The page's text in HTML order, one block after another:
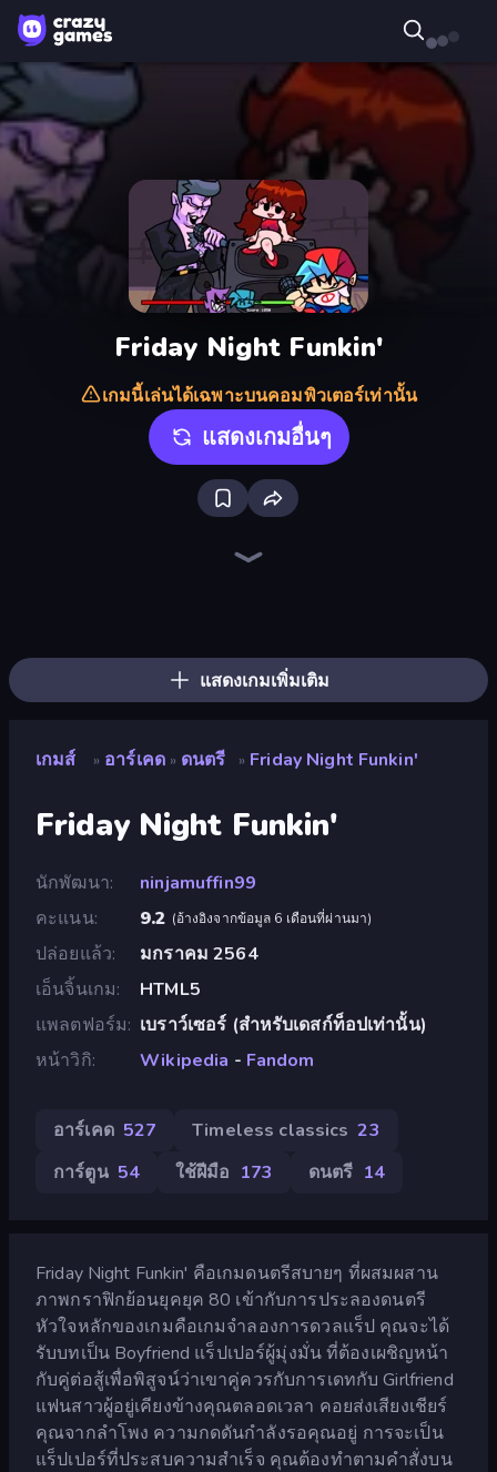
Friday Night Funkin'
เกมนี้เล่นได้เฉพาะบนคอมพิวเตอร์เท่านั้น
แสดงเกมอื่นๆ
แสดงเกมเพิ่มเติม
เกมส์ » อาร์เคด » ดนตรี » Friday Night Funkin'
Friday Night Funkin'
นักพัฒนา
ninjamuffin99
คะแนน
9.2 (อ้างอิงจากข้อมูล 6 เดือนที่ผ่านมา)
ปล่อยแล้ว
มกราคม 2564
เอ็นจิ้นเกม
HTML5
แพลตฟอร์ม
เบราว์เซอร์ (สำหรับเดสก์ท็อปเท่านั้น)
หน้าวิกิ
Wikipedia - Fandom
อาร์เคด 527 Timeless classics 23
การ์ตูน 54 ใช้ฝีมือ 173 ดนตรี 14
Friday Night Funkin' คือเกมดนตรีสบายๆ ที่ผสมผสาน
ภาพกราฟิกย้อนยุคยุค 80 เข้ากับการประลองดนตรี
หัวใจหลักของเกมคือเกมจำลองการดวลแร็ป คุณจะได้
รับบทเป็น Boyfriend แร็ปเปอร์ผู้มุ่งมั่น ที่ต้องเผชิญหน้า
กับคู่ต่อสู้เพื่อพิสูจน์ว่าเขาคู่ควรกับการเดทกับ Girlfriend
แฟนสาวผู้อยู่เคียงข้างคุณตลอดเวลา คอยส่งเสียงเชียร์
คุณจากลำโพง ความกดดันกำลังรอคุณอยู่ การจะเป็น
แร็ปเปอร์ที่ประสบความสำเร็จ คุณต้องทำตามคำสั่งบน